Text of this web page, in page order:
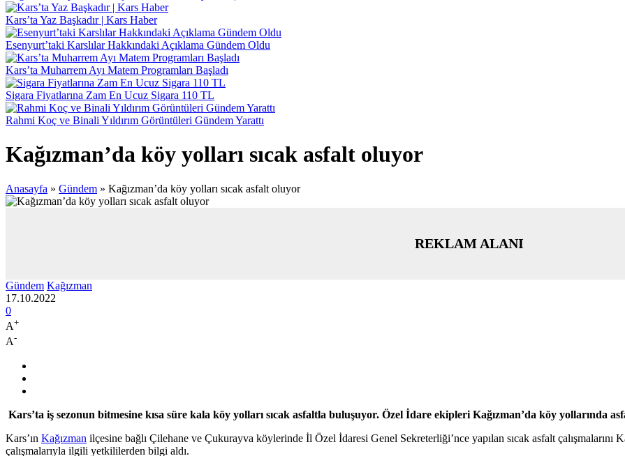
Kars’ta Yaz Başkadır | Kars Haber
Esenyurt’taki Karslılar Hakkındaki Açıklama Gündem Oldu
Kars’ta Muharrem Ayı Matem Programları Başladı
Sigara Fiyatlarına Zam En Ucuz Sigara 110 TL
Rahmi Koç ve Binali Yıldırım Görüntüleri Gündem Yarattı
Kağızman’da köy yolları sıcak asfalt oluyor
Anasayfa » Gündem » Kağızman’da köy yolları sıcak asfalt oluyor
REKLAM ALANI
Gündem Kağızman
17.10.2022
0
A+
A-
Kars’ta iş sezonun bitmesine kısa süre kala köy yolları sıcak asfaltla buluşuyor. Özel İdare ekipleri Kağızman’da köy yollarında
Kars’ın Kağızman ilçesine bağlı Çilehane ve Çukurayva köylerinde İl Özel İdaresi Genel Sekreterliği’nce yapılan sıcak asfalt
çalışmalarıyla ilgili yetkililerden bilgi aldı.